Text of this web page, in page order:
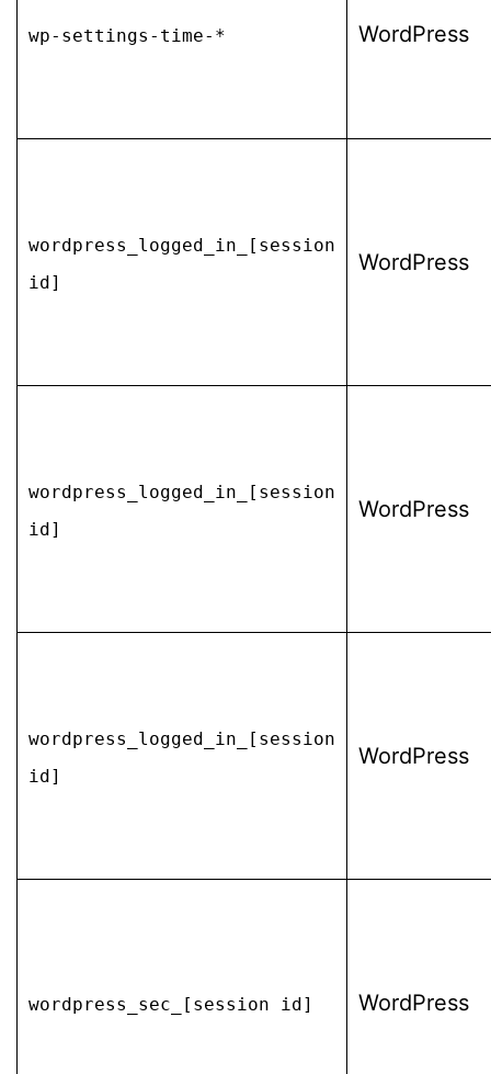
wp-settings-time-* WordPress
wordpress_logged_in_[session
id]
WordPress
wordpress_logged_in_[session
id]
WordPress
wordpress_logged_in_[session
id]
WordPress
wordpress_sec_[session id] WordPress